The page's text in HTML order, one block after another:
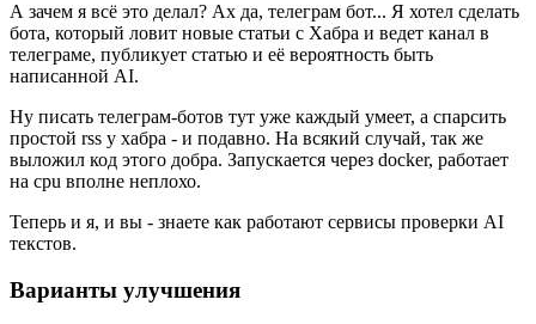
А зачем я всё это делал? Ах да, телеграм бот... Я хотел сделать
бота, который ловит новые статьи с Хабра и ведет канал в
телеграме, публикует статью и её вероятность быть
написанной AI.
Ну писать телеграм-ботов тут уже каждый умеет, а спарсить
простой rss у хабра - и подавно. На всякий случай, так же
выложил код этого добра. Запускается через docker, работает
на cpu вполне неплохо.
Теперь и я, и вы - знаете как работают сервисы проверки AI
текстов.
Варианты улучшения